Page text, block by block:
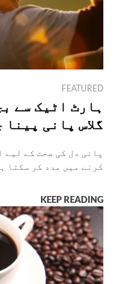
FEATURED
ہارٹ اٹیک سے
گلاس پانی پینا
پانی دل کی صحت کے لیے
کرنے میں مدد کر سکتا
KEEP READING